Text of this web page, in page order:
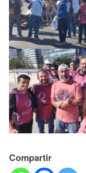
Compartir